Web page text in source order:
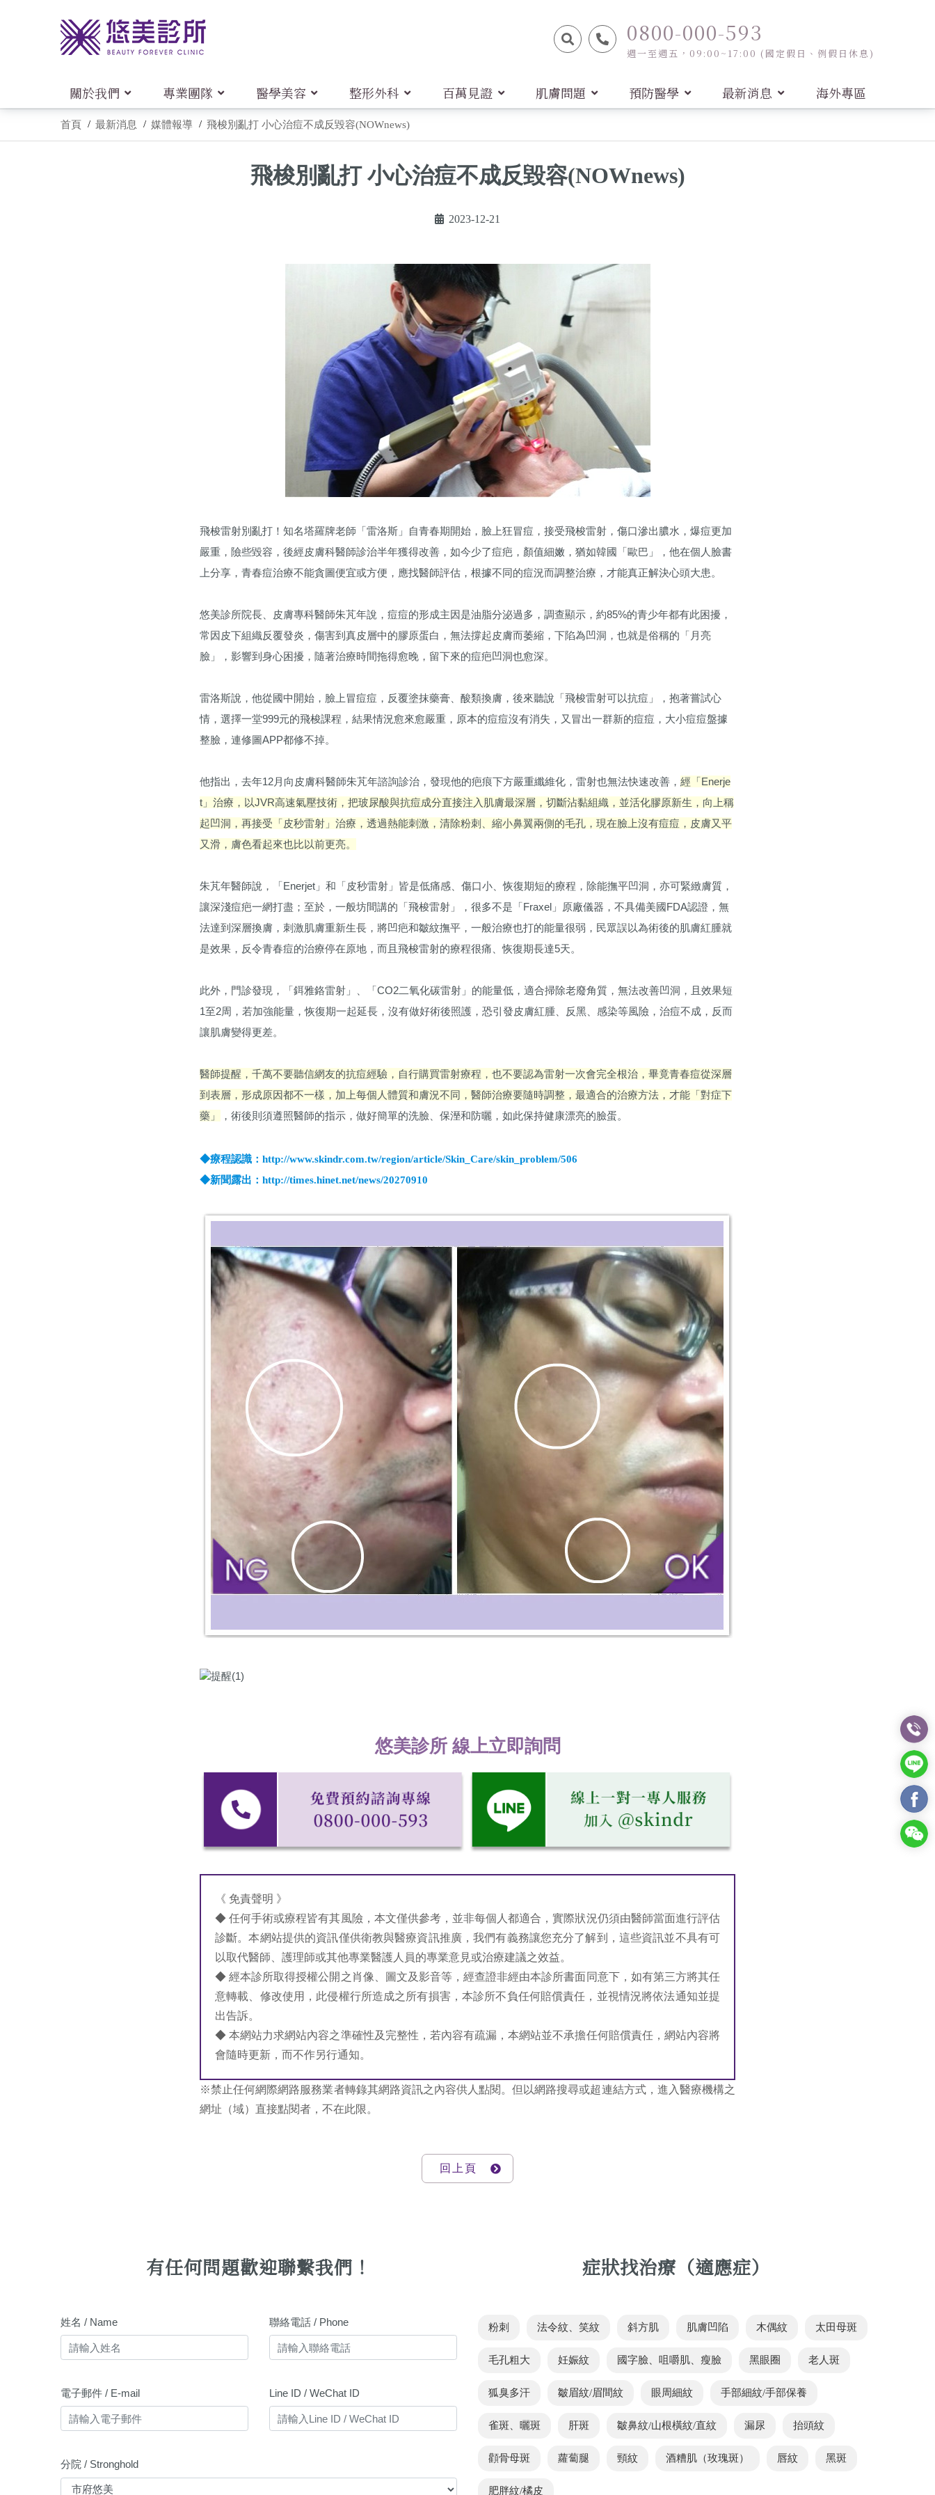
0800-000-593
週一至週五，09:00~17:00 (國定假日、例假日休息)
關於我們 專業團隊 醫學美容 整形外科 百萬見證 肌膚問題 預防醫學 最新消息 海外專區
首頁 最新消息 媒體報導 飛梭別亂打 小心治痘不成反毀容(NOWnews)
飛梭別亂打 小心治痘不成反毀容(NOWnews)
2023-12-21
飛梭雷射別亂打！知名塔羅牌老師「雷洛斯」自青春期開始，臉上狂冒痘，接受飛梭雷射，傷口滲出膿水，爆痘更加
嚴重，險些毀容，後經皮膚科醫師診治半年獲得改善，如今少了痘疤，顏值細嫩，猶如韓國「歐巴」，他在個人臉書
上分享，青春痘治療不能貪圖便宜或方便，應找醫師評估，根據不同的痘況而調整治療，才能真正解決心頭大患。
悠美診所院長、皮膚專科醫師朱芃年說，痘痘的形成主因是油脂分泌過多，調查顯示，約85%的青少年都有此困擾，
常因皮下組織反覆發炎，傷害到真皮層中的膠原蛋白，無法撐起皮膚而萎縮，下陷為凹洞，也就是俗稱的「月亮
臉」，影響到身心困擾，隨著治療時間拖得愈晚，留下來的痘疤凹洞也愈深。
雷洛斯說，他從國中開始，臉上冒痘痘，反覆塗抹藥膏、酸類換膚，後來聽說「飛梭雷射可以抗痘」，抱著嘗試心
情，選擇一堂999元的飛梭課程，結果情況愈來愈嚴重，原本的痘痘沒有消失，又冒出一群新的痘痘，大小痘痘盤據
整臉，連修圖APP都修不掉。
他指出，去年12月向皮膚科醫師朱芃年諮詢診治，發現他的疤痕下方嚴重纖維化，雷射也無法快速改善， 經「Enerje
t」治療，以JVR高速氣壓技術，把玻尿酸與抗痘成分直接注入肌膚最深層，切斷沾黏組織，並活化膠原新生，向上稱
起凹洞，再接受「皮秒雷射」治療，透過熱能刺激，清除粉刺、縮小鼻翼兩側的毛孔，現在臉上沒有痘痘，皮膚又平
又滑，膚色看起來也比以前更亮。
朱芃年醫師說，「Enerjet」和「皮秒雷射」皆是低痛感、傷口小、恢復期短的療程，除能撫平凹洞，亦可緊緻膚質，
讓深淺痘疤一網打盡；至於，一般坊間講的「飛梭雷射」，很多不是「Fraxel」原廠儀器，不具備美國FDA認證，無
法達到深層換膚，刺激肌膚重新生長，將凹疤和皺紋撫平，一般治療也打的能量很弱，民眾誤以為術後的肌膚紅腫就
是效果，反令青春痘的治療停在原地，而且飛梭雷射的療程很痛、恢復期長達5天。
此外，門診發現，「鉺雅鉻雷射」、「CO2二氧化碳雷射」的能量低，適合掃除老廢角質，無法改善凹洞，且效果短
1至2周，若加強能量，恢復期一起延長，沒有做好術後照護，恐引發皮膚紅腫、反黑、感染等風險，治痘不成，反而
讓肌膚變得更差。
醫師提醒，千萬不要聽信網友的抗痘經驗，自行購買雷射療程，也不要認為雷射一次會完全根治，畢竟青春痘從深層
到表層，形成原因都不一樣，加上每個人體質和膚況不同，醫師治療要隨時調整，最適合的治療方法，才能「對症下
藥」
，術後則須遵照醫師的指示，做好簡單的洗臉、保溼和防曬，如此保持健康漂亮的臉蛋。
◆療程認識：http://www.skindr.com.tw/region/article/Skin_Care/skin_problem/506
◆新聞露出：http://times.hinet.net/news/20270910
悠美診所 線上立即詢問
《 免責聲明 》
◆ 任何手術或療程皆有其風險，本文僅供參考，並非每個人都適合，實際狀況仍須由醫師當面進行評估
診斷。本網站提供的資訊僅供衛教與醫療資訊推廣，我們有義務讓您充分了解到，這些資訊並不具有可
以取代醫師、護理師或其他專業醫護人員的專業意見或治療建議之效益。
◆ 經本診所取得授權公開之肖像、圖文及影音等，經查證非經由本診所書面同意下，如有第三方將其任
意轉載、修改使用，此侵權行所造成之所有損害，本診所不負任何賠償責任，並視情況將依法通知並提
出告訴。
◆ 本網站力求網站內容之準確性及完整性，若內容有疏漏，本網站並不承擔任何賠償責任，網站內容將
會隨時更新，而不作另行通知。
※禁止任何網際網路服務業者轉錄其網路資訊之內容供人點閱。但以網路搜尋或超連結方式，進入醫療機構之
網址（域）直接點閱者，不在此限。
回上頁
有任何問題歡迎聯繫我們！
姓名 / Name 聯絡電話 / Phone
電子郵件 / E-mail Line ID / WeChat ID
分院 / Stronghold
症狀找治療（適應症）
粉刺 法令紋、笑紋 斜方肌 肌膚凹陷 木偶紋 太田母斑
毛孔粗大 妊娠紋 國字臉、咀嚼肌、瘦臉 黑眼圈 老人斑
狐臭多汗 皺眉紋/眉間紋 眼周細紋 手部細紋/手部保養
雀斑、曬斑 肝斑 皺鼻紋/山根橫紋/直紋 漏尿 抬頭紋
顴骨母斑 蘿蔔腿 頸紋 酒糟肌（玫瑰斑） 唇紋 黑斑
肥胖紋/橘皮